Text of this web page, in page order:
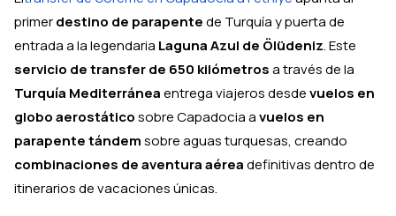
primerdestino de parapentede Turquía y puerta de
entrada a la legendaria Laguna Azul de Ölüdeniz. Este
servicio de transfer de 650 kilómetrosa través de la
Turquía Mediterráneaentrega viajeros desdevuelos en
globo aerostáticosobre Capadocia avuelos en
parapente tándemsobre aguas turquesas, creando
combinaciones de aventura aéreadefinitivas dentro de
itinerarios de vacaciones únicas.